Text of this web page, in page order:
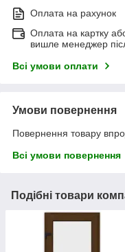
Оплата на рахунок
Оплата на картку
вишле менеджер
Всі умови оплати
Умови повернення
Повернення товару
Всі умови повернення
Подібні товари